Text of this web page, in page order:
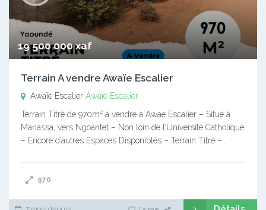
19 500 000 xaf
Terrain A vendre Awaïe Escalier
Awaïe Escalier Awaïe Escalier
Terrain Titré de 970m² à vendre à Awae Escalier – Situé à
Manassa, vers Ngoantet – Non loin de l’Université Catholique
– Encore d’autres Espaces Disponibles – Terrain Titré –…
970